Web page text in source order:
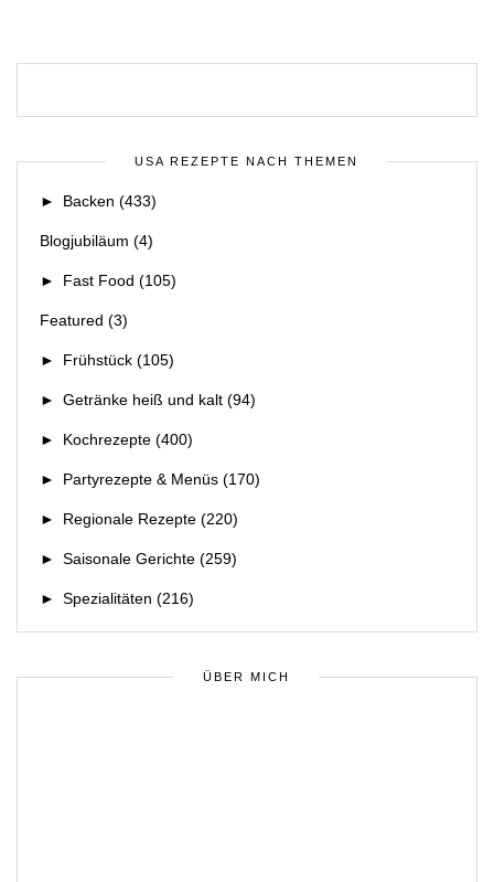
USA REZEPTE NACH THEMEN
► Backen (433)
Blogjubiläum (4)
► Fast Food (105)
Featured (3)
► Frühstück (105)
► Getränke heiß und kalt (94)
► Kochrezepte (400)
► Partyrezepte & Menüs (170)
► Regionale Rezepte (220)
► Saisonale Gerichte (259)
► Spezialitäten (216)
ÜBER MICH